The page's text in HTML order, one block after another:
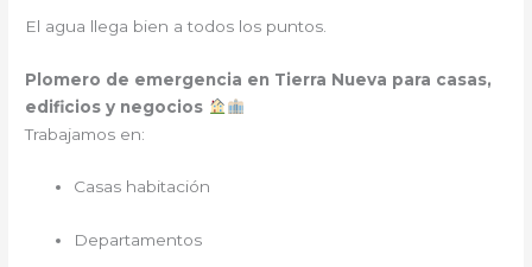
El agua llega bien a todos los puntos.
Plomero de emergencia en Tierra Nueva para casas,
edificios y negocios
Trabajamos en:
Casas habitación
Departamentos